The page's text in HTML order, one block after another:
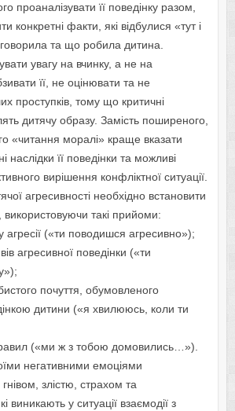
проаналізувати її поведінку разом,
конкретні факти, які відбулися «тут і
та що робила дитина.
увагу на вчинку, а не на
її, не оцінювати та не
проступків, тому що критичні
дитячу образу. Замість поширеного,
«читання моралі» краще вказати
наслідки її поведінки та можливі
вирішення конфліктної ситуації.
агресивності необхідно встановити
використовуючи такі прийоми:
(«ти поводишся агресивно»);
агресивної поведінки («ти
почуття, обумовленого
дитини («я хвилююсь, коли ти
(«ми ж з тобою домовились…»).
негативними емоціями
злістю, страхом та
виникають у ситуації взаємодії з